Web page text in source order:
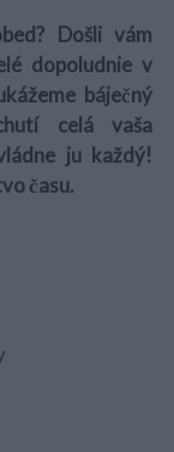
Došli vám
dopoludnie v
báječný
celá vaša
ju každý!
času.